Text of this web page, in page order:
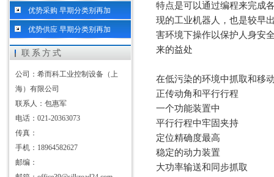
优势采购 早期分类别再加
优势供应 早期分类别再加
联系方式
公司：希而科工业控制设备（上
海）有限公司
联系人：包惠军
电话：021-20363073
传真：
手机：18964582627
邮编：
特点是可以通过编程来完成
现的工业机器人，也是较早
害环境下操作以保护人身安
来的益处
在低污染的环境中抓取和移
正传动角和平行行程
一个功能装置中
平行行程中牢固夹持
定位精确度最高
稳定的动力装置
大功率输送和同步抓取